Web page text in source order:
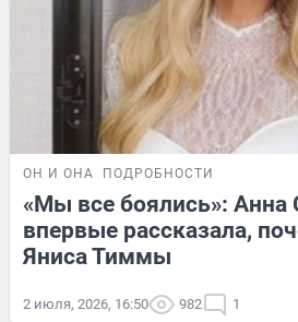
ОН И ОНА ПОДРОБНОСТИ
«Мы все боялись»: Анна
впервые рассказала,
Яниса Тиммы
2 июля, 2026, 16:50 982 1